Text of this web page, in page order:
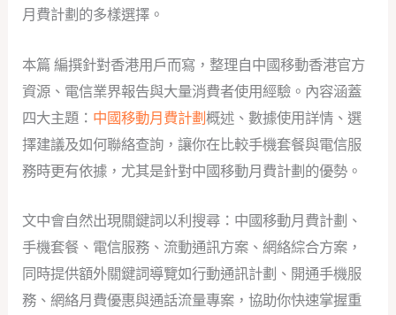
月費計劃的多樣選擇。
本篇 編撰針對香港用戶而寫，整理自中國移動香港官方
資源、電信業界報告與大量消費者使用經驗。內容涵蓋
四大主題： 中國移動月費計劃概述、數據使用詳情、選
擇建議及如何聯絡查詢，讓你在比較手機套餐與電信服
務時更有依據，尤其是針對中國移動月費計劃的優勢。
文中會自然出現關鍵詞以利搜尋：中國移動月費計劃、
手機套餐、電信服務、流動通訊方案、網絡綜合方案，
同時提供額外關鍵詞導覽如行動通訊計劃、開通手機服
務、網絡月費優惠與通話流量專案，協助你快速掌握重